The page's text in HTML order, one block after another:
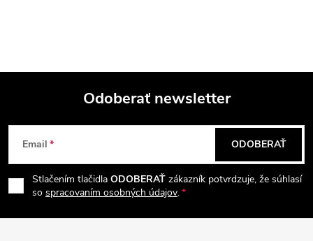
v
o
c
i
e
Z
á
p
Odoberať newsletter
Email
Stlačením tlačidla ODOBERAŤ zákazník potvrdzuje, že súhlasí
so spracovaním osobných údajov.
ODOBERAŤ